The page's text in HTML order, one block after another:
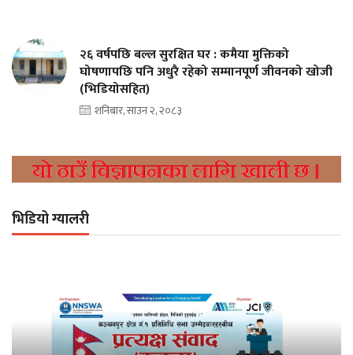
२६ वर्षपछि बल्ल सुरक्षित घर : कमैया मुक्तिको
घोषणापछि पनि अधुरै रहेको सम्मानपूर्ण जीवनको खोजी
(भिडियोसहित)
शनिबार, साउन २, २०८३
भिडियो ग्यालरी